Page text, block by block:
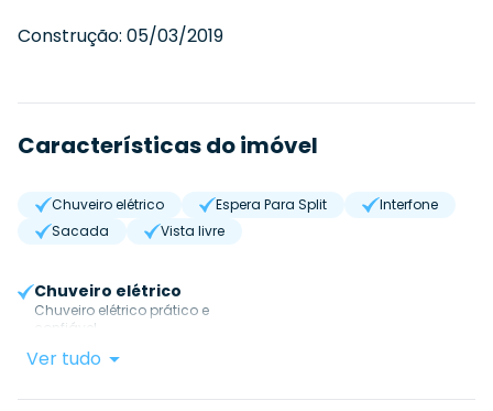
Construção: 05/03/2019
Características do imóvel
Chuveiro elétrico Espera Para Split
Interfone
Sacada
Vista livre
Chuveiro elétrico
Chuveiro elétrico prático e
confiável.
Ver tudo